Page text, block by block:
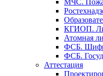
МЧС.
КГИОП.
Атомная
ФСБ.
ФСБ.
Аттестация